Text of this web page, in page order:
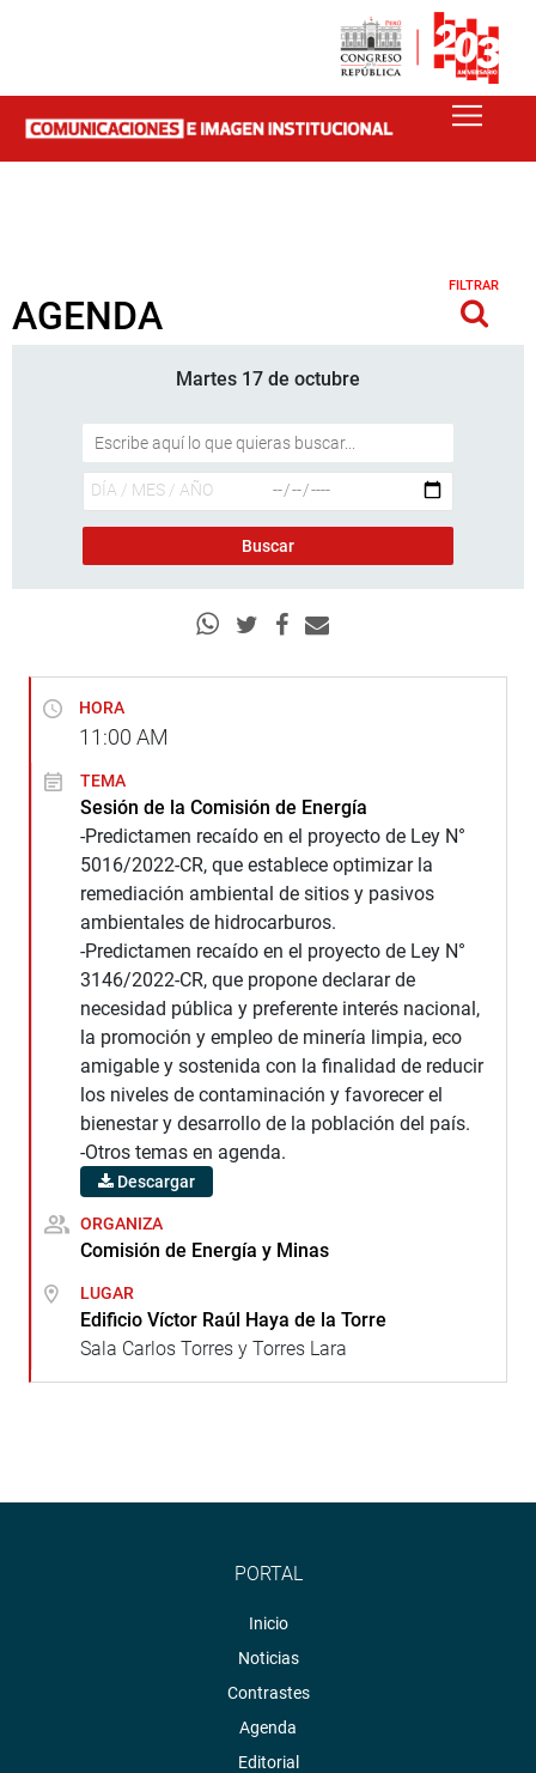
AGENDA
FILTRAR
Martes 17 de octubre
HORA
11:00 AM
TEMA
Sesión de la Comisión de Energía
-Predictamen recaído en el proyecto de Ley N°
5016/2022-CR, que establece optimizar la
remediación ambiental de sitios y pasivos
ambientales de hidrocarburos.
-Predictamen recaído en el proyecto de Ley N°
3146/2022-CR, que propone declarar de
necesidad pública y preferente interés nacional,
la promoción y empleo de minería limpia, eco
amigable y sostenida con la finalidad de reducir
los niveles de contaminación y favorecer el
bienestar y desarrollo de la población del país.
-Otros temas en agenda.
Descargar
ORGANIZA
Comisión de Energía y Minas
LUGAR
Edificio Víctor Raúl Haya de la Torre
Sala Carlos Torres y Torres Lara
PORTAL
Inicio
Noticias
Contrastes
Agenda
Editorial